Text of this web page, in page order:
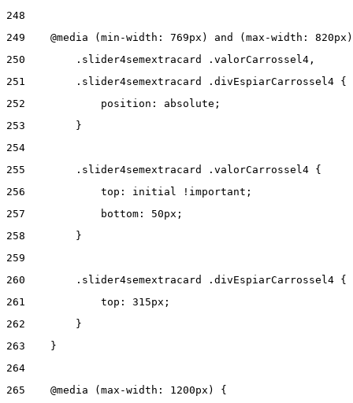
248
249
@media (min-width: 769px) and (max-width:
250
        .slider4semextracard .valorCarrossel4,
251
        .slider4semextracard .divEspiarCarrossel4 {
252
            position: absolute;
253
        }
254
255
        .slider4semextracard .valorCarrossel4 {
256
            top: initial !important;
257
            bottom: 50px;
258
        }
259
260
        .slider4semextracard .divEspiarCarrossel4 {
261
            top: 315px;
262
        }
263
    }
264
265
    @media (max-width: 1200px) {